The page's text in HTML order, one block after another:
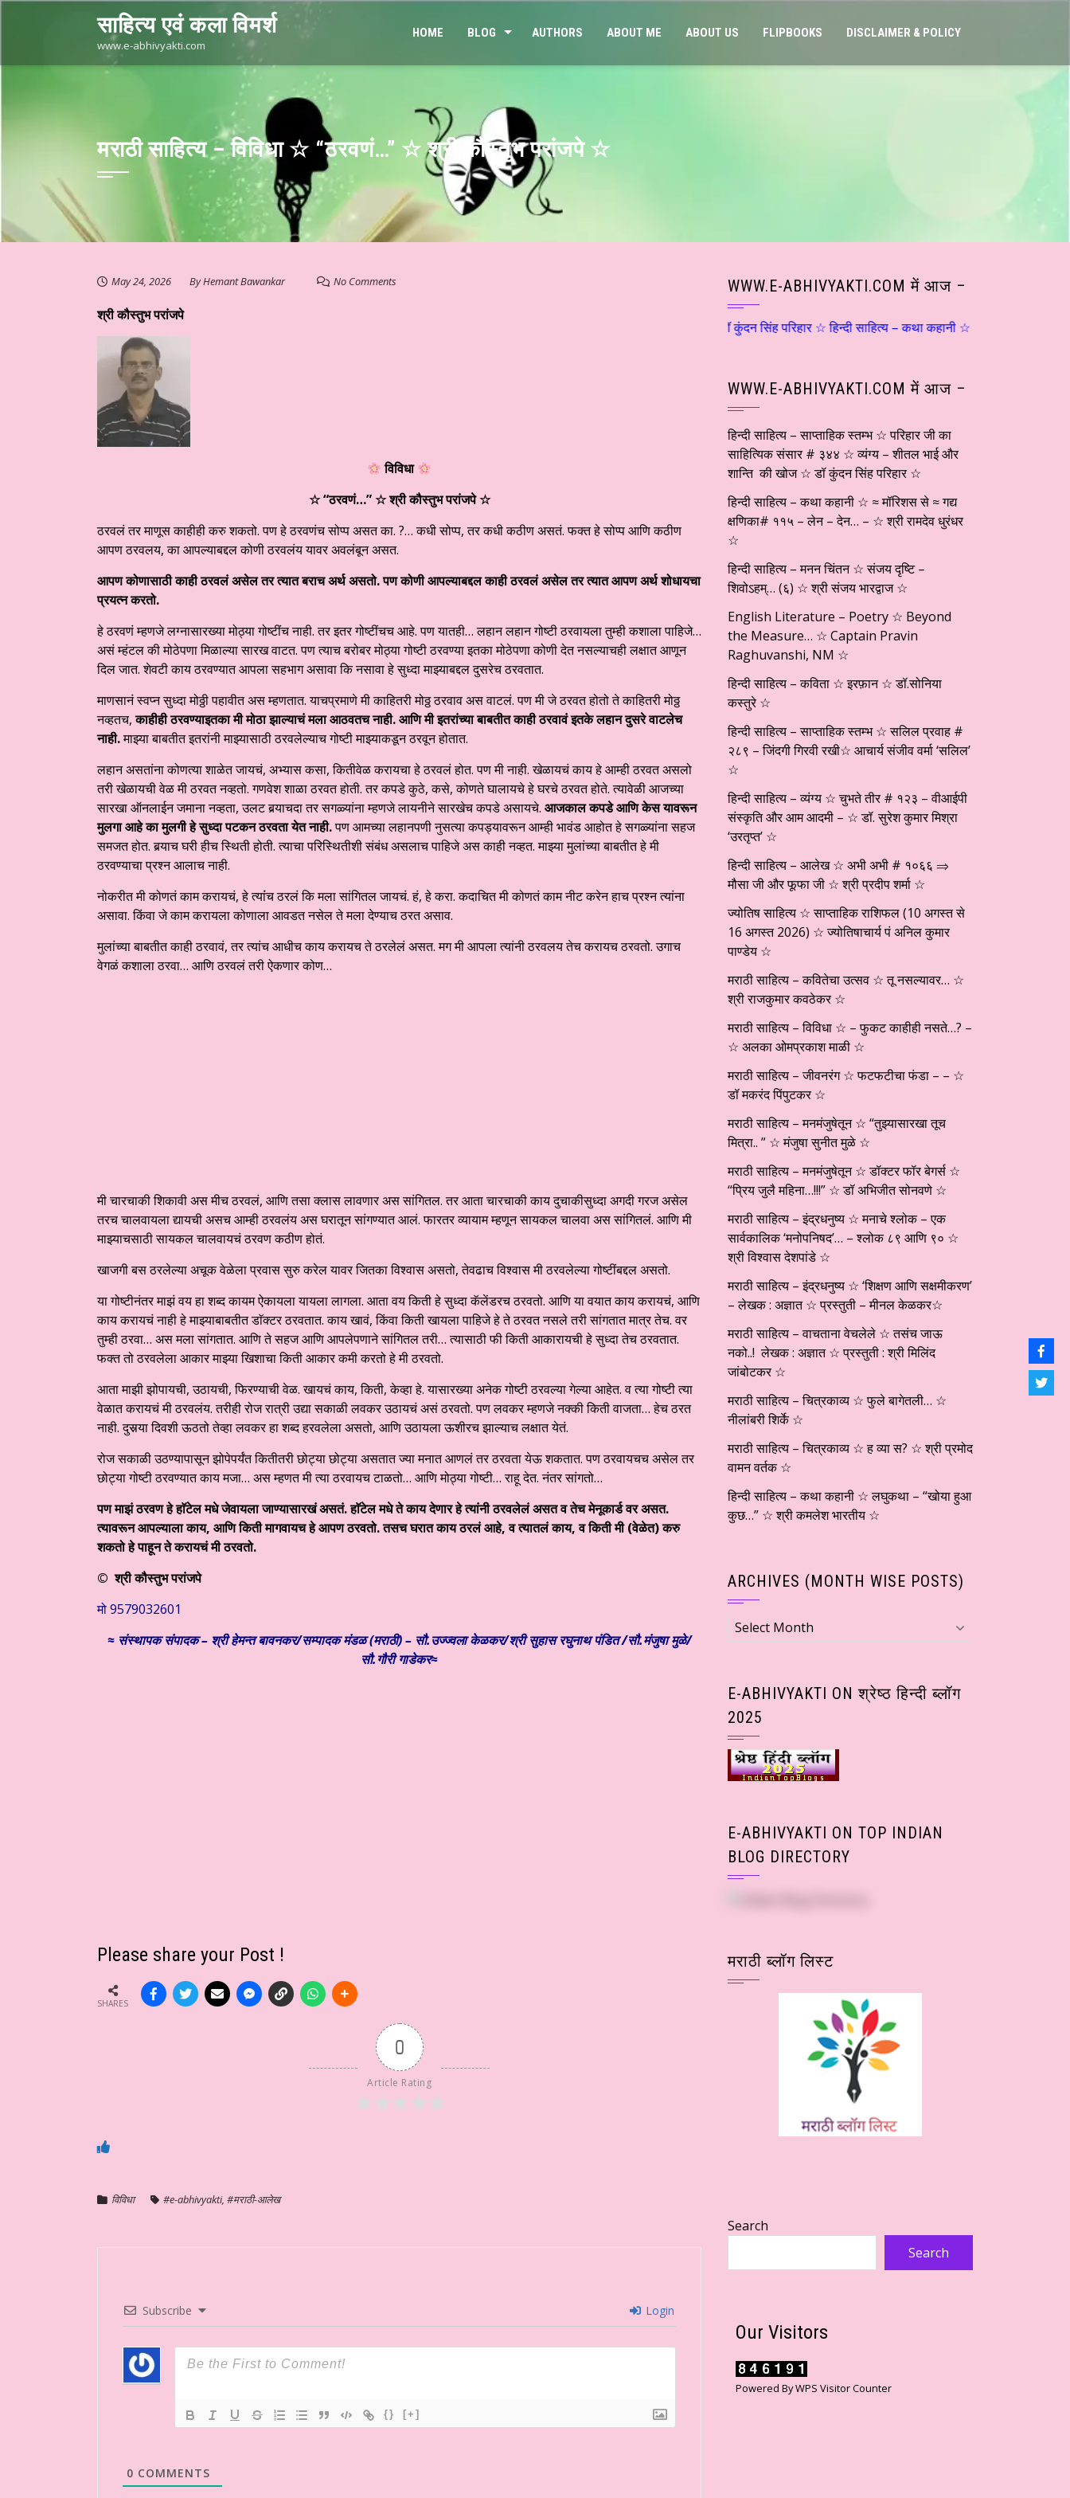
साहित्य एवं कला विमर्श
www.e-abhivyakti.com
HOME BLOG AUTHORS ABOUT ME ABOUT US FLIPBOOKS DISCLAIMER & POLICY
मराठी साहित्य – विविधा ☆ “ठरवणं…” ☆ श्री कौस्तुभ परांजपे ☆
May 24, 2026 ByHemant Bawankar No Comments
श्री कौस्तुभ परांजपे
विविधा
☆ “ठरवणं…” ☆ श्री कौस्तुभ परांजपे☆
ठरवलं तर माणूस काहीही करु शकतो. पण हे ठरवणंच सोप्प असत का. ?… कधी सोप्प, तर कधी कठीण असतं. फक्त हे सोप्प आणि कठीण
आपण ठरवलय, का आपल्याबद्दल कोणी ठरवलंय यावर अवलंबून असत.
आपण कोणासाठी काही ठरवलं असेल तर त्यात बराच अर्थ असतो. पण कोणी आपल्याबद्दल काही ठरवलं असेल तर त्यात आपण अर्थ शोधायचा
प्रयत्न करतो.
हे ठरवणं म्हणजे लग्नासारख्या मोठ्या गोष्टींच नाही. तर इतर गोष्टींचच आहे. पण यातही… लहान लहान गोष्टी ठरवायला तुम्ही कशाला पाहिजे…
असं म्हंटल की मोठेपणा मिळाल्या सारख वाटत. पण त्याच बरोबर मोठ्या गोष्टी ठरवण्या इतका मोठेपणा कोणी देत नसल्याचही लक्षात आणून
दिल जात. शेवटी काय ठरवण्यात आपला सहभाग असावा कि नसावा हे सुध्दा माझ्याबद्दल दुसरेच ठरवतात.
माणसानं स्वप्न सुध्दा मोठ्ठी पहावीत अस म्हणतात. याचप्रमाणे मी काहितरी मोठ्ठ ठरवाव अस वाटलं. पण मी जे ठरवत होतो ते काहितरी मोठ्ठ
नव्हतच,काहीही ठरवण्याइतका मी मोठा झाल्याचं मला आठवतच नाही. आणि मी इतरांच्या बाबतीत काही ठरवावं इतके लहान दुसरे वाटलेच
नाही.माझ्या बाबतीत इतरांनी माझ्यासाठी ठरवलेल्याच गोष्टी माझ्याकडून ठरवून होतात.
लहान असतांना कोणत्या शाळेत जायचं, अभ्यास कसा, कितीवेळ करायचा हे ठरवलं होत. पण मी नाही. खेळायचं काय हे आम्ही ठरवत असलो
तरी खेळायची वेळ मी ठरवत नव्हतो. गणवेश शाळा ठरवत होती. तर कपडे कुठे, कसे, कोणते घालायचे हे घरचे ठरवत होते. त्यावेळी आजच्या
सारखा ऑनलाईन जमाना नव्हता, उलट बर्‍याचदा तर सगळ्यांना म्हणजे लायनीने सारखेच कपडे असायचे. आजकाल कपडे आणि केस यावरून
मुलगा आहे का मुलगी हे सुध्दा पटकन ठरवता येत नाही.पण आमच्या लहानपणी नुसत्या कपड्यावरून आम्ही भावंड आहोत हे सगळ्यांना सहज
समजत होत. बर्‍याच घरी हीच स्थिती होती. त्याचा परिस्थितीशी संबंध असलाच पाहिजे अस काही नव्हत. माझ्या मुलांच्या बाबतीत हे मी
ठरवण्याचा प्रश्न आलाच नाही.
नोकरीत मी कोणतं काम करायचं, हे त्यांंच ठरलं कि मला सांगितल जायचं. हं, हे करा. कदाचित मी कोणतं काम नीट करेन हाच प्रश्न त्यांना
असावा. किंवा जे काम करायला कोणाला आवडत नसेल ते मला देण्याच ठरत असाव.
मुलांच्या बाबतीत काही ठरवावं, तर त्यांच आधीच काय करायच ते ठरलेलं असत. मग मी आपला त्यांनी ठरवलय तेच करायच ठरवतो. उगाच
वेगळं कशाला ठरवा… आणि ठरवलं तरी ऐकणार कोण…
मी चारचाकी शिकावी अस मीच ठरवलं, आणि तसा क्लास लावणार अस सांगितल. तर आता चारचाकी काय दुचाकीसुध्दा अगदी गरज असेल
तरच चालवायला द्यायची असच आम्ही ठरवलंय अस घरातून सांगण्यात आलं. फारतर व्यायाम म्हणून सायकल चालवा अस सांगितलं. आणि मी
माझ्याचसाठी सायकल चालवायचं ठरवण कठीण होतं.
खाजगी बस ठरलेल्या अचूक वेळेला प्रवास सुरु करेल यावर जितका विश्वास असतो, तेवढाच विश्वास मी ठरवलेल्या गोष्टींबद्दल असतो.
या गोष्टीनंतर माझं वय हा शब्द कायम ऐकायला यायला लागला. आता वय किती हे सुध्दा कॅलेंडरच ठरवतो. आणि या वयात काय करायचं, आणि
काय करायचं नाही हे माझ्याबाबतीत डाॅक्टर ठरवतात. काय खावं, किंवा किती खायला पाहिजे हे ते ठरवत नसले तरी सांगतात मात्र तेच. वर
तुम्ही ठरवा… अस मला सांगतात. आणि ते सहज आणि आपलेपणाने सांगितल तरी… त्यासाठी फी किती आकारायची हे सुध्दा तेच ठरवतात.
फक्त तो ठरवलेला आकार माझ्या खिशाचा किती आकार कमी करतो हे मी ठरवतो.
आता माझी झोपायची, उठायची, फिरण्याची वेळ. खायचं काय, किती, केव्हा हे. यासारख्या अनेक गोष्टी ठरवल्या गेल्या आहेत. व त्या गोष्टी त्या
वेळात करायचं मी ठरवलंय. तरीही रोज रात्री उद्या सकाळी लवकर उठायचं असं ठरवतो. पण लवकर म्हणजे नक्की किती वाजता… हेच ठरत
नाही. दुसर्‍या दिवशी ऊठतो तेव्हा लवकर हा शब्द हरवलेला असतो, आणि उठायला ऊशीरच झाल्याच लक्षात येतं.
रोज सकाळी उठण्यापासून झोपेपर्यंत कितीतरी छोट्या छोट्या असतात ज्या मनात आणलं तर ठरवता येऊ शकतात. पण ठरवायचच असेल तर
छोट्या गोष्टी ठरवण्यात काय मजा… अस म्हणत मी त्या ठरवायच टाळतो… आणि मोठ्या गोष्टी… राहू देत. नंतर सांगतो…
पण माझं ठरवण हे हाॅटेल मधे जेवायला जाण्यासारखं असतं. हाॅटेल मधे ते काय देणार हे त्यांनी ठरवलेलं असत व तेच मेनूकार्ड वर असत.
त्यावरून आपल्याला काय, आणि किती मागवायच हे आपण ठरवतो. तसच घरात काय ठरलं आहे,व त्यातलं काय,व किती मी (वेळेत) करु
शकतो हे पाहून ते करायचं मी ठरवतो.
© श्री कौस्तुभ परांजपे
मो 9579032601
≈ संस्थापक संपादक – श्री हेमन्त बावनकर/सम्पादक मंडळ (मराठी) – सौ.उज्ज्वला केळकर/श्री सुहास रघुनाथ पंडित /सौ.मंजुषा मुळे/
सौ.गौरी गाडेकर≈
Please share your Post !
SHARES
0
Article Rating
विविधा #e-abhivyakti, #मराठी-आलेख
Subscribe Login
{} [+]
0 COMMENTS
WWW.E-ABHIVYAKTI.COM में आज –
है आज का साहित्य हिन्दी साहित्य – साप्ताहिक स्तम्भ ☆ परिहार जी का साहित्यिक संसार # ३४४ ☆ व्यंग्य – शीतल भाई और शान्ति की खोज ☆ डॉ कुंदन सिंह परिहार ☆ हिन्दी साहित्य – कथा कहानी ☆ ≈ मॉरिशस से ≈
WWW.E-ABHIVYAKTI.COM में आज –
हिन्दी साहित्य – साप्ताहिक स्तम्भ ☆ परिहार जी का
साहित्यिक संसार # ३४४ ☆ व्यंग्य – शीतल भाई और
शान्ति की खोज ☆ डॉ कुंदन सिंह परिहार ☆
हिन्दी साहित्य – कथा कहानी ☆ ≈ मॉरिशस से ≈ गद्य
क्षणिका# ११५ – लेन – देन… – ☆ श्री रामदेव धुरंधर
☆
हिन्दी साहित्य – मनन चिंतन ☆ संजय दृष्टि –
शिवोऽहम्… (६) ☆ श्री संजय भारद्वाज ☆
English Literature – Poetry ☆ Beyond
the Measure… ☆ Captain Pravin
Raghuvanshi, NM ☆
हिन्दी साहित्य – कविता ☆ इरफ़ान ☆ डॉ.सोनिया
कस्तुरे ☆
हिन्दी साहित्य – साप्ताहिक स्तम्भ ☆ सलिल प्रवाह #
२८९ – जिंदगी गिरवी रखी☆ आचार्य संजीव वर्मा ‘सलिल’
☆
हिन्दी साहित्य – व्यंग्य ☆ चुभते तीर # १२३ – वीआईपी
संस्कृति और आम आदमी – ☆ डॉ. सुरेश कुमार मिश्रा
‘उरतृप्त’ ☆
हिन्दी साहित्य – आलेख ☆ अभी अभी # १०६६ ⇒
मौसा जी और फूफा जी ☆ श्री प्रदीप शर्मा ☆
ज्योतिष साहित्य ☆ साप्ताहिक राशिफल (10 अगस्त से
16 अगस्त 2026) ☆ ज्योतिषाचार्य पं अनिल कुमार
पाण्डेय ☆
मराठी साहित्य – कवितेचा उत्सव ☆ तू नसल्यावर… ☆
श्री राजकुमार कवठेकर ☆
मराठी साहित्य – विविधा ☆ – फुकट काहीही नसते…? –
☆ अलका ओमप्रकाश माळी ☆
मराठी साहित्य – जीवनरंग ☆ फटफटीचा फंडा – – ☆
डॉ मकरंद पिंपुटकर ☆
मराठी साहित्य – मनमंजुषेतून ☆ “तुझ्यासारखा तूच
मित्रा.. ” ☆ मंजुषा सुनीत मुळे ☆
मराठी साहित्य – मनमंजुषेतून ☆ डॉक्टर फॉर बेगर्स ☆
“प्रिय जुलै महिना…!!!” ☆ डॉ अभिजीत सोनवणे ☆
मराठी साहित्य – इंद्रधनुष्य ☆ मनाचे श्लोक – एक
सार्वकालिक ‘मनोपनिषद’… – श्लोक ८९ आणि ९० ☆
श्री विश्वास देशपांडे ☆
मराठी साहित्य – इंद्रधनुष्य ☆ ‘शिक्षण आणि सक्षमीकरण’
– लेखक : अज्ञात ☆ प्रस्तुती – मीनल केळकर☆
मराठी साहित्य – वाचताना वेचलेले ☆ तसंच जाऊ
नको..! लेखक : अज्ञात ☆ प्रस्तुती : श्री मिलिंद
जांबोटकर ☆
मराठी साहित्य – चित्रकाव्य ☆ फुले बागेतली… ☆
नीलांबरी शिर्के ☆
मराठी साहित्य – चित्रकाव्य ☆ ह व्या स? ☆ श्री प्रमोद
वामन वर्तक ☆
हिन्दी साहित्य – कथा कहानी ☆ लघुकथा – “खोया हुआ
कुछ…” ☆ श्री कमलेश भारतीय ☆
ARCHIVES (MONTH WISE POSTS)
Archives
(Month
E-ABHIVYAKTI ON श्रेष्ठ हिन्दी ब्लॉग
2025
E-ABHIVYAKTI ON TOP INDIAN
BLOG DIRECTORY
मराठी ब्लॉग लिस्ट
Search
Search
Our Visitors
Powered ByWPS Visitor Counter